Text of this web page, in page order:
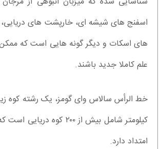
اسفنج های شیشه ای، خارپشت های
های اسکات و دیگر گونه هایی است که
علم کاملا جدید باشند.
کیلومتر شامل بیش از ۲۰۰
امتداد دارد.